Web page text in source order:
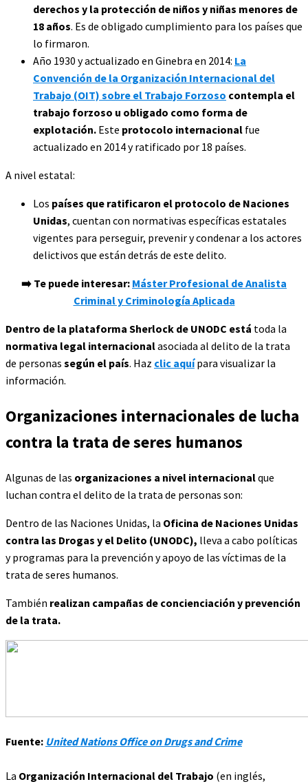
derechos y la protección de niños y niñas menores de
18 años. Es de obligado cumplimiento para los países que
lo firmaron.
Año 1930 y actualizado en Ginebra en 2014: La
Convención de la Organización Internacional del
Trabajo (OIT) sobre el Trabajo Forzoso contempla el
trabajo forzoso u obligado como forma de
explotación. Este protocolo internacional fue
actualizado en 2014 y ratificado por 18 países.
A nivel estatal:
Los países que ratificaron el protocolo de Naciones
Unidas, cuentan con normativas específicas estatales
vigentes para perseguir, prevenir y condenar a los actores
delictivos que están detrás de este delito.
➡️ Te puede interesar: Máster Profesional de Analista
Criminal y Criminología Aplicada
Dentro de la plataforma Sherlock de UNODC está toda la
normativa legal internacionalasociada al delito de la trata
de personas según el país. Haz clic aquípara visualizar la
información.
Organizaciones internacionales de lucha
contra la trata de seres humanos
Algunas de las organizaciones a nivel internacionalque
luchan contra el delito de la trata de personas son:
Dentro de las Naciones Unidas, la Oficina de Naciones Unidas
contra las Drogas y el Delito (UNODC), lleva a cabo políticas
y programas para la prevención y apoyo de las víctimas de la
trata de seres humanos.
También realizan campañas de concienciación y prevención
de la trata.
Fuente: United Nations Office on Drugs and Crime
La Organización Internacional del Trabajo (en inglés,